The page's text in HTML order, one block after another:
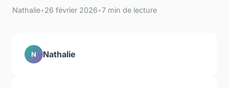
Nathalie•26 février 2026•7 min de lecture
N Nathalie